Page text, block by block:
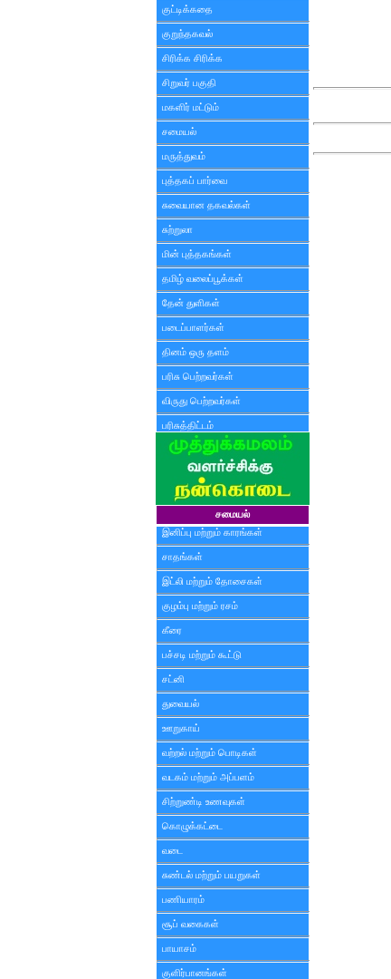
குட்டிக்கதை
குறுந்தகவல்
சிரிக்க சிரிக்க
சிறுவர் பகுதி
மகளிர் மட்டும்
சமையல்
மருத்துவம்
புத்தகப் பார்வை
சுவையான தகவல்கள்
சுற்றுலா
மின் புத்தகங்கள்
தமிழ் வலைப்பூக்கள்
தேன் துளிகள்
படைப்பாளர்கள்
தினம் ஒரு தளம்
பரிசு பெற்றவர்கள்
விருது பெற்றவர்கள்
பரிசுத்திட்டம்
சமையல்
இனிப்பு மற்றும் காரங்கள்
சாதங்கள்
இட்லி மற்றும் தோசைகள்
குழம்பு மற்றும் ரசம்
கீரை
பச்சடி மற்றும் கூட்டு
சட்னி
துவையல்
ஊறுகாய்
வற்றல் மற்றும் பொடிகள்
வடகம் மற்றும் அப்பளம்
சிற்றுண்டி உணவுகள்
கொழுக்கட்டை
வடை
சுண்டல் மற்றும் பயறுகள்
பணியாரம்
சூப் வகைகள்
பாயாசம்
குளிர்பானங்கள்